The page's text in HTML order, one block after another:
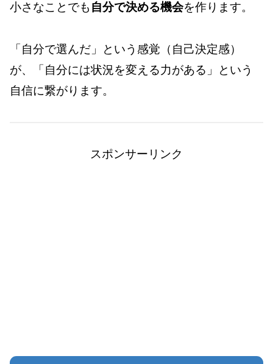
小さなことでも 自分で決める機会を作ります。
「自分で選んだ」という感覚（自己決定感）
が、「自分には状況を変える力がある」という
自信に繋がります。
スポンサーリンク